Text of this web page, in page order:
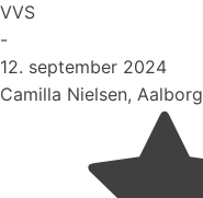
VVS
-
12. september 2024
Camilla Nielsen, Aalborg